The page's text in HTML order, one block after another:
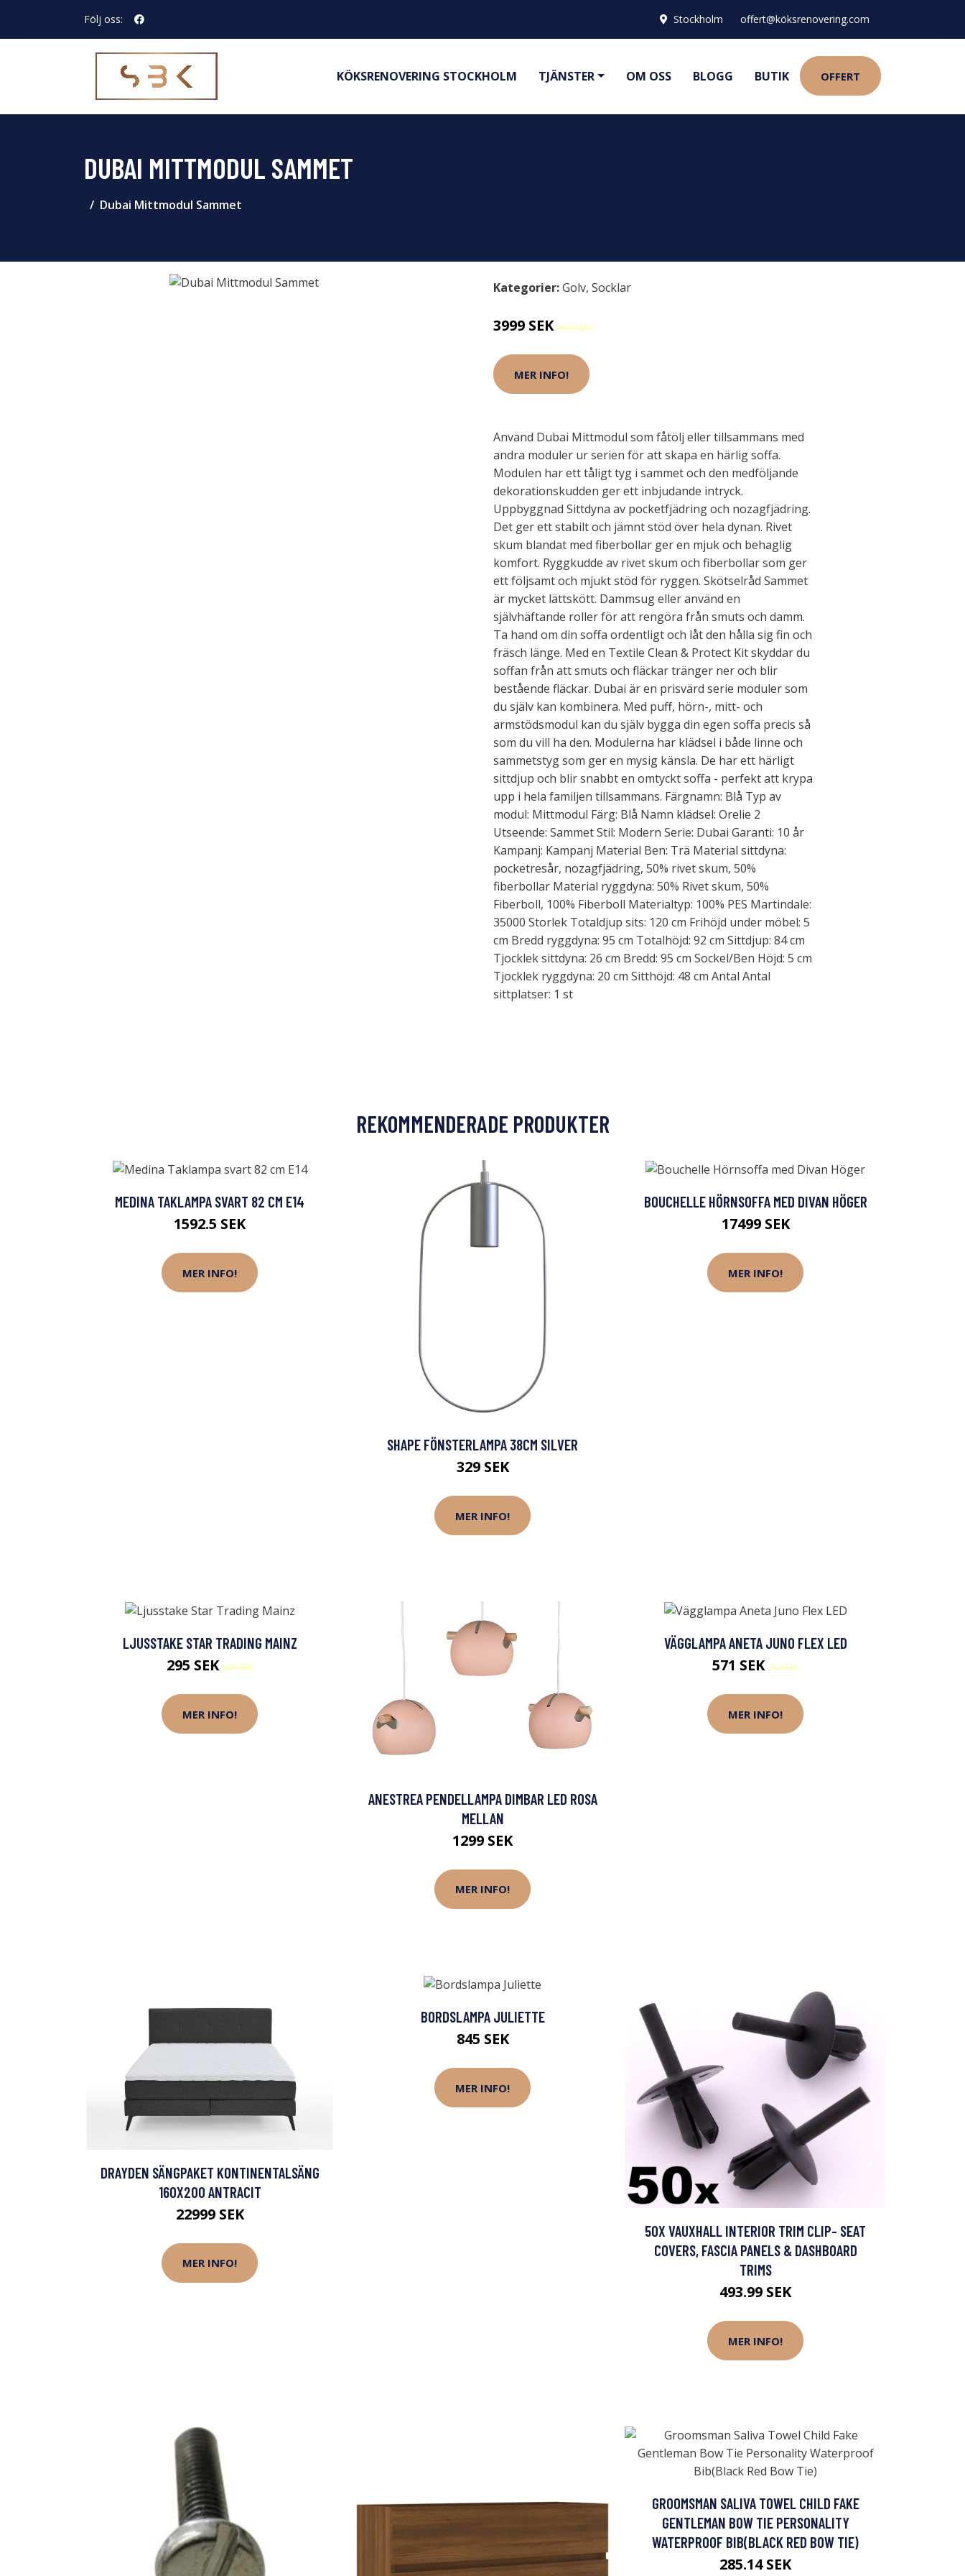
Följ oss: Stockholm offert@köksrenovering.com
KÖKSRENOVERING STOCKHOLM TJÄNSTER OM OSS BLOGG BUTIK OFFERT
DUBAI MITTMODUL SAMMET
Dubai Mittmodul Sammet
Kategorier:Golv, Socklar
3999 SEK 4599 SEK
MER INFO!
Använd Dubai Mittmodul som fåtölj eller tillsammans med
andra moduler ur serien för att skapa en härlig soffa.
Modulen har ett tåligt tyg i sammet och den medföljande
dekorationskudden ger ett inbjudande intryck.
Uppbyggnad Sittdyna av pocketfjädring och nozagfjädring.
Det ger ett stabilt och jämnt stöd över hela dynan. Rivet
skum blandat med fiberbollar ger en mjuk och behaglig
komfort. Ryggkudde av rivet skum och fiberbollar som ger
ett följsamt och mjukt stöd för ryggen. Skötselråd Sammet
är mycket lättskött. Dammsug eller använd en
självhäftande roller för att rengöra från smuts och damm.
Ta hand om din soffa ordentligt och låt den hålla sig fin och
fräsch länge. Med en Textile Clean & Protect Kit skyddar du
soffan från att smuts och fläckar tränger ner och blir
bestående fläckar. Dubai är en prisvärd serie moduler som
du själv kan kombinera. Med puff, hörn-, mitt- och
armstödsmodul kan du själv bygga din egen soffa precis så
som du vill ha den. Modulerna har klädsel i både linne och
sammetstyg som ger en mysig känsla. De har ett härligt
sittdjup och blir snabbt en omtyckt soffa - perfekt att krypa
upp i hela familjen tillsammans. Färgnamn: Blå Typ av
modul: Mittmodul Färg: Blå Namn klädsel: Orelie 2
Utseende: Sammet Stil: Modern Serie: Dubai Garanti: 10 år
Kampanj: Kampanj Material Ben: Trä Material sittdyna:
pocketresår, nozagfjädring, 50% rivet skum, 50%
fiberbollar Material ryggdyna: 50% Rivet skum, 50%
Fiberboll, 100% Fiberboll Materialtyp: 100% PES Martindale:
35000 Storlek Totaldjup sits: 120 cm Frihöjd under möbel: 5
cm Bredd ryggdyna: 95 cm Totalhöjd: 92 cm Sittdjup: 84 cm
Tjocklek sittdyna: 26 cm Bredd: 95 cm Sockel/Ben Höjd: 5 cm
Tjocklek ryggdyna: 20 cm Sitthöjd: 48 cm Antal Antal
sittplatser: 1 st
REKOMMENDERADE PRODUKTER
MEDINA TAKLAMPA SVART 82 CM E14
1592.5 SEK
MER INFO!
SHAPE FÖNSTERLAMPA 38CM SILVER
329 SEK
MER INFO!
BOUCHELLE HÖRNSOFFA MED DIVAN HÖGER
17499 SEK
MER INFO!
LJUSSTAKE STAR TRADING MAINZ
295 SEK392 SEK
MER INFO!
ANESTREA PENDELLAMPA DIMBAR LED ROSA
MELLAN
1299 SEK
MER INFO!
VÄGGLAMPA ANETA JUNO FLEX LED
571 SEK759 SEK
MER INFO!
DRAYDEN SÄNGPAKET KONTINENTALSÄNG
160X200 ANTRACIT
22999 SEK
MER INFO!
BORDSLAMPA JULIETTE
845 SEK
MER INFO!
50X VAUXHALL INTERIOR TRIM CLIP- SEAT
COVERS, FASCIA PANELS & DASHBOARD
TRIMS
493.99 SEK
MER INFO!
GROOMSMAN SALIVA TOWEL CHILD FAKE
GENTLEMAN BOW TIE PERSONALITY
WATERPROOF BIB(BLACK RED BOW TIE)
285.14 SEK